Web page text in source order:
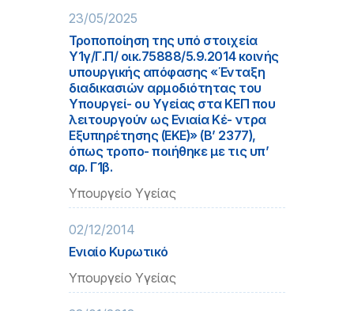
23/05/2025
Τροποποίηση της υπό στοιχεία
Υ1γ/Γ.Π/ οικ.75888/5.9.2014 κοινής
υπουργικής απόφασης «Ένταξη
διαδικασιών αρμοδιότητας του
Υπουργεί- ου Υγείας στα ΚΕΠ που
λειτουργούν ως Ενιαία Κέ- ντρα
Εξυπηρέτησης (ΕΚΕ)» (Β’ 2377),
όπως τροπο- ποιήθηκε με τις υπ’
αρ. Γ1β.
Υπουργείο Υγείας
02/12/2014
Ενιαίο Κυρωτικό
Υπουργείο Υγείας